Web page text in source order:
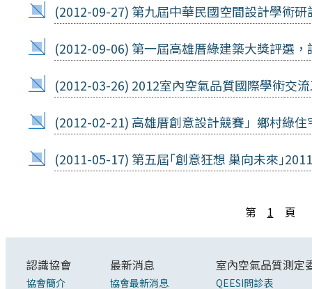
(2012-09-27) 第九屆中華民國空間設計學術研
(2012-09-06) 第一屆高雄厝綠建築大獎評選，
(2012-03-26) 2012室內空氣品質國際學術交
(2012-02-21) 高雄厝創意設計競賽」鄉村綠住
(2011-05-17) 第五屆｢創意狂想 巢向未來｣
第 1 頁
認識協會 最新消息 室內空氣品質測定
協會簡介 協會最新消息 QEESI問診表